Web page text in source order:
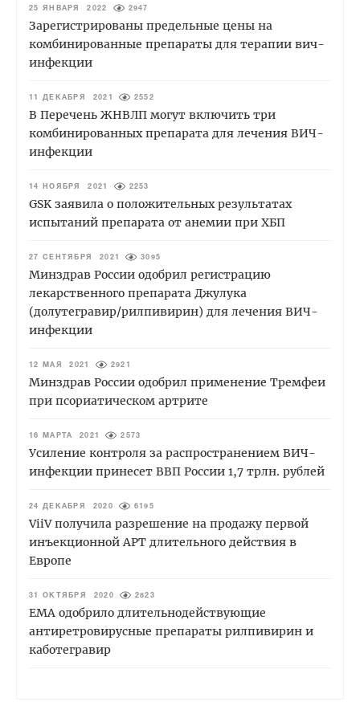
25 ЯНВАРЯ 2022 2947
Зарегистрированы предельные цены на
комбинированные препараты для терапии вич-
инфекции
11 ДЕКАБРЯ 2021 2552
В Перечень ЖНВЛП могут включить три
комбинированных препарата для лечения ВИЧ-
инфекции
14 НОЯБРЯ 2021 2253
GSK заявила о положительных результатах
испытаний препарата от анемии при ХБП
27 СЕНТЯБРЯ 2021 3095
Минздрав России одобрил регистрацию
лекарственного препарата Джулука
(долутегравир/рилпивирин) для лечения ВИЧ-
инфекции
12 МАЯ 2021 2921
Минздрав России одобрил применение Тремфеи
при псориатическом артрите
16 МАРТА 2021 2573
Усиление контроля за распространением ВИЧ-
инфекции принесет ВВП России 1,7 трлн. рублей
24 ДЕКАБРЯ 2020 6195
ViiV получила разрешение на продажу первой
инъекционной АРТ длительного действия в
Европе
31 ОКТЯБРЯ 2020 2823
ЕМА одобрило длительнодействующие
антиретровирусные препараты рилпивирин и
каботегравир